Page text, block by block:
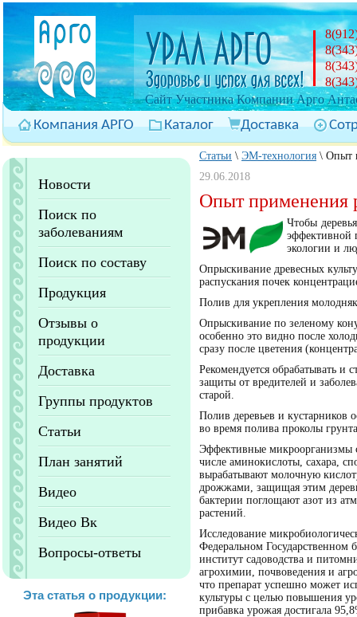
Cайт Участника Компании Арго
Компания АРГО Каталог Доставка
Новости
Поиск по
заболеваниям
Поиск по составу
Продукция
Отзывы о
продукции
Доставка
Группы продуктов
Статьи
План занятий
Видео
Видео Вк
Вопросы-ответы
Эта статья о продукции:
Статьи \ ЭМ-технология \ Опыт
29.06.2018
Опыт применения
Чтобы
эффективной
экологии и
Опрыскивание древесных
распускания почек
Полив для укрепления
Опрыскивание по зеленому
особенно это видно после
сразу после цветения
Рекомендуется обрабатывать и
защиты от вредителей и
старой.
Полив деревьев и кустарников
во время полива проколы
Эффективные микроорганизмы
числе аминокислоты, сахара,
вырабатывают молочную
дрожжами, защищая этим
бактерии поглощают азот из
растений.
Исследование
Федеральном Государственном
институт садоводства и
агрохимии, почвоведения и
что препарат успешно может
культуры с целью повышения
прибавка урожая достигала